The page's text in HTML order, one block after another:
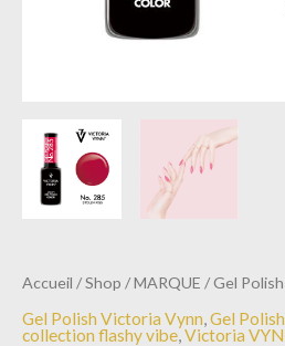
Accueil /Shop /MARQUE / Gel
Gel Polish Victoria Vynn,Gel
collection flashy vibe,Victoria